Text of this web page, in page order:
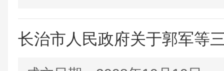
长治市人民政府关于郭军等